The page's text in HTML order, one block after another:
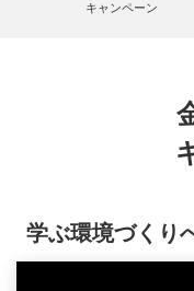
キャンペーン
学ぶ環境づくり